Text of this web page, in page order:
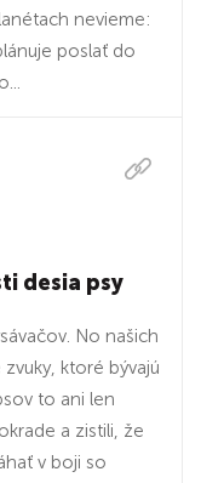
nevieme:
poslať do
desia psy
No našich
ktoré bývajú
to ani len
a zistili, že
v boji so